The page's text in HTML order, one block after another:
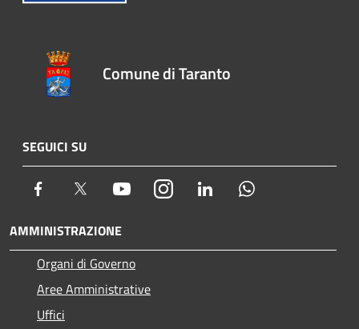
Comune di Taranto
SEGUICI SU
Facebook Twitter YoutubeInstagram LinkedIn
AMMINISTRAZIONE
Organi di Governo
Aree Amministrative
Uffici